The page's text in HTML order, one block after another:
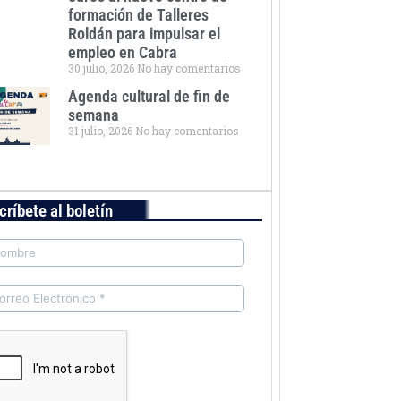
formación de Talleres
Roldán para impulsar el
empleo en Cabra
30 julio, 2026 No hay comentarios
Agenda cultural de fin de
semana
31 julio, 2026 No hay comentarios
al boletín